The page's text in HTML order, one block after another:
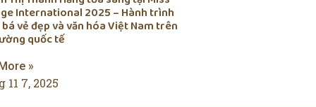
International 2025 – Hành trình
vẻ đẹp và văn hóa Việt Nam trên
quốc tế
»
11 7, 2025